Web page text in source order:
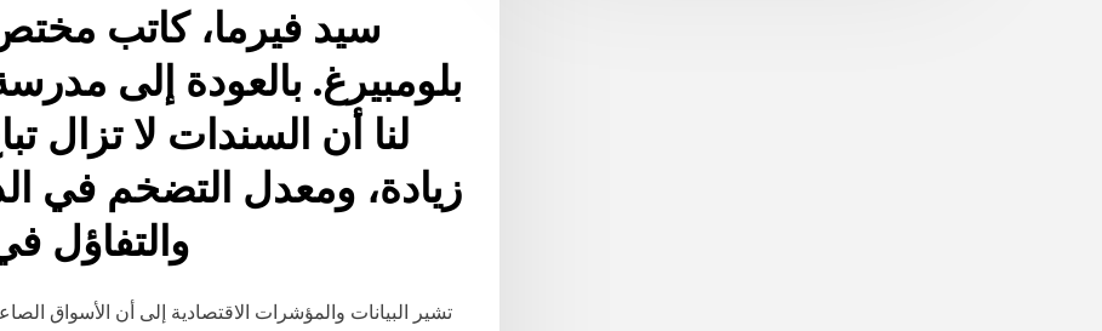
سيد فيرما، كاتب
بلومبيرغ. بالعودة إلى
لنا أن السندات لا تزال
زيادة، ومعدل التضخم في
والتفاؤل
تشير البيانات والمؤشرات الاقتصادية إلى أن